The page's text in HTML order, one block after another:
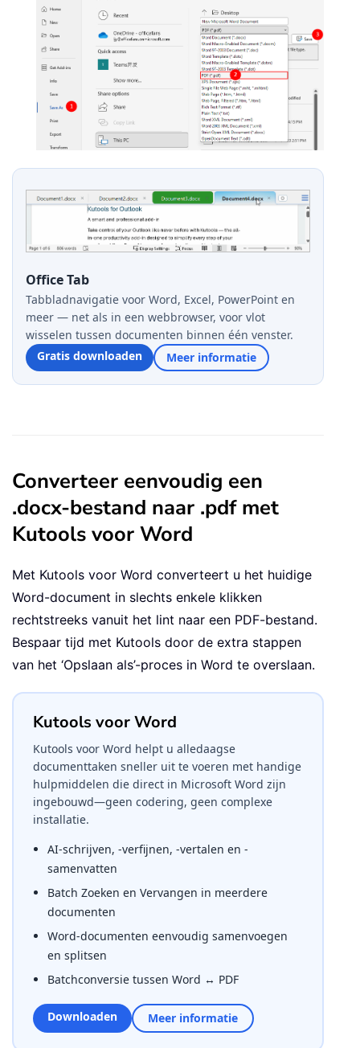
Office Tab
Tabbladnavigatie voor Word, Excel, PowerPoint en
meer — net als in een webbrowser, voor vlot
wisselen tussen documenten binnen één venster.
Gratis downloaden
Meer informatie
Converteer eenvoudig een
.docx-bestand naar .pdf met
Kutools voor Word
Met Kutools voor Word converteert u het huidige
Word-document in slechts enkele klikken
rechtstreeks vanuit het lint naar een PDF-bestand.
Bespaar tijd met Kutools door de extra stappen
van het ‘Opslaan als’-proces in Word te overslaan.
Kutools voor Word
Kutools voor Word helpt u alledaagse
documenttaken sneller uit te voeren met handige
hulpmiddelen die direct in Microsoft Word zijn
ingebouwd—geen codering, geen complexe
installatie.
AI-schrijven, -verfijnen, -vertalen en -
samenvatten
Batch Zoeken en Vervangen in meerdere
documenten
Word-documenten eenvoudig samenvoegen
en splitsen
Batchconversie tussen Word ↔ PDF
Downloaden Meer informatie